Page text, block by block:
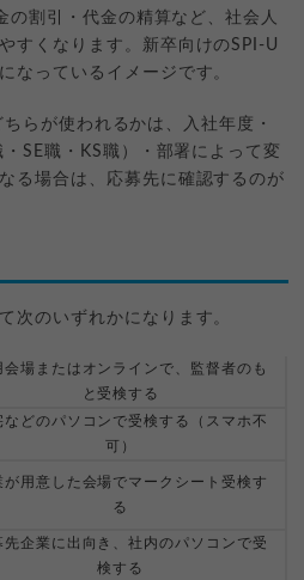
の割引・代金の精算など、社会人
すくなります。新卒向けのSPI-U
なっているイメージです。
らが使われるかは、入社年度・
SE職・KS職）・部署によって変
る場合は、応募先に確認するのが
次のいずれかになります。
会場またはオンラインで、監督者のも
と受検する
などのパソコンで受検する（スマホ不
可）
が用意した会場でマークシート受検す
る
先企業に出向き、社内のパソコンで受
検する